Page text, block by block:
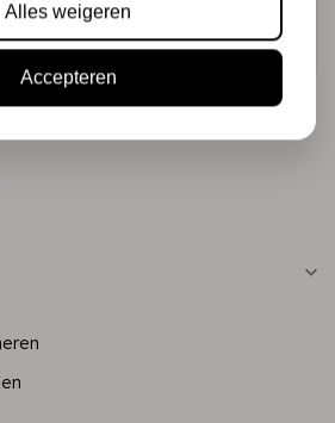
Alles weigeren
Accepteren